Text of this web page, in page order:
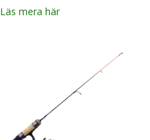
Läs mera här